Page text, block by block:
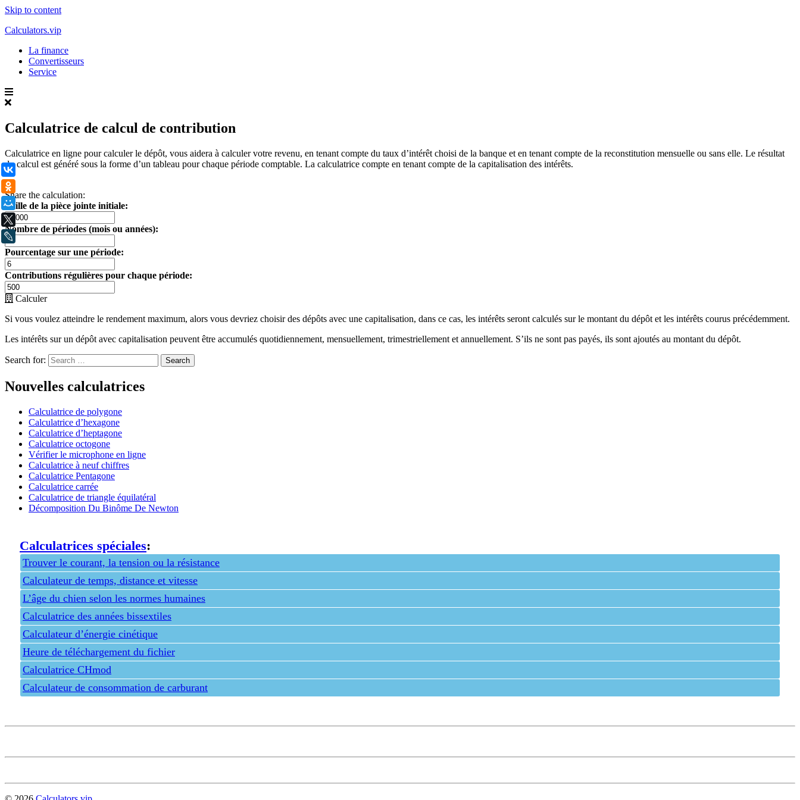
Skip to content
Calculators.vip
La finance
Convertisseurs
Service
Calculatrice de calcul de contribution
Calculatrice en ligne pour calculer le dépôt, vous aidera à calculer votre revenu, en tenant compte du taux d’intérêt choisi de la banque et en tenant compte de la reconstitution mensuelle ou sans elle. Le résultat
du calcul est généré sous la forme d’un tableau pour chaque période comptable. La calculatrice compte en tenant compte de la capitalisation des intérêts.
.
Share the calculation:
Taille de la pièce jointe initiale:
Nombre de périodes (mois ou années):
Pourcentage sur une période:
Contributions régulières pour chaque période:
Calculer
Si vous voulez atteindre le rendement maximum, alors vous devriez choisir des dépôts avec une capitalisation, dans ce cas, les intérêts seront calculés sur le montant du dépôt et les intérêts courus précédemment.
Les intérêts sur un dépôt avec capitalisation peuvent être accumulés quotidiennement, mensuellement, trimestriellement et annuellement. S’ils ne sont pas payés, ils sont ajoutés au montant du dépôt.
Search for:
Nouvelles calculatrices
Calculatrice de polygone
Calculatrice d’hexagone
Calculatrice d’heptagone
Calculatrice octogone
Vérifier le microphone en ligne
Calculatrice à neuf chiffres
Calculatrice Pentagone
Calculatrice carrée
Calculatrice de triangle équilatéral
Décomposition Du Binôme De Newton
Calculatrices spéciales:
Trouver le courant, la tension ou la résistance
Calculateur de temps, distance et vitesse
L’âge du chien selon les normes humaines
Calculatrice des années bissextiles
Calculateur d’énergie cinétique
Heure de téléchargement du fichier
Calculatrice CHmod
Calculateur de consommation de carburant
ВКонтакте
Мой Мир
X
LiveJournal